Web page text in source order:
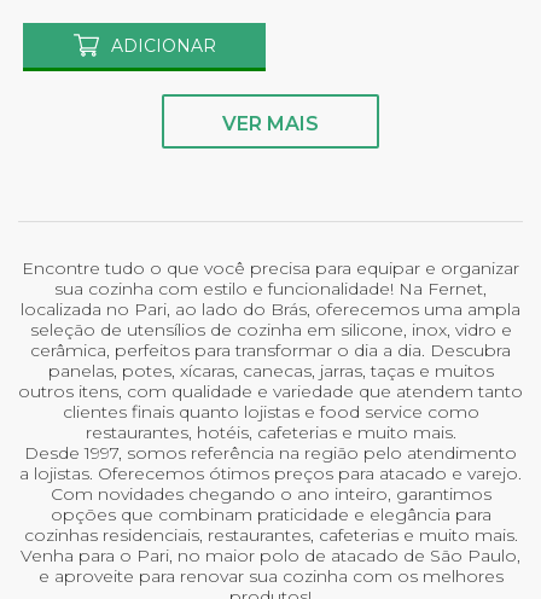
ADICIONAR
VER MAIS
Encontre tudo o que você precisa para equipar e organizar
sua cozinha com estilo e funcionalidade! Na Fernet,
localizada no Pari, ao lado do Brás, oferecemos uma ampla
seleção de utensílios de cozinha em silicone, inox, vidro e
cerâmica, perfeitos para transformar o dia a dia. Descubra
panelas, potes, xícaras, canecas, jarras, taças e muitos
outros itens, com qualidade e variedade que atendem tanto
clientes finais quanto lojistas e food service como
restaurantes, hotéis, cafeterias e muito mais.
Desde 1997, somos referência na região pelo atendimento
a lojistas. Oferecemos ótimos preços para atacado e varejo.
Com novidades chegando o ano inteiro, garantimos
opções que combinam praticidade e elegância para
cozinhas residenciais, restaurantes, cafeterias e muito mais.
Venha para o Pari, no maior polo de atacado de São Paulo,
e aproveite para renovar sua cozinha com os melhores